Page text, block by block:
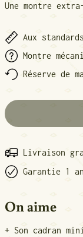
Une montre
Aux
Montre
Réserve de
Livraison
Garantie 1 an
On aime
+ Son cadran